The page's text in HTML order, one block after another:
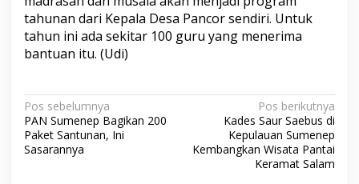
tahunan dari Kepala Desa Pancor sendiri. Untuk
tahun ini ada sekitar 100 guru yang menerima
bantuan itu. (Udi)
N
a
v
Pos sebelumnya
PAN Sumenep Bagikan 200
Paket Santunan, Ini
Sasarannya
Pos berikutnya
Kades Saur Saebus di
Kepulauan Sumenep
Kembangkan Wisata Pantai
Keramat Salam